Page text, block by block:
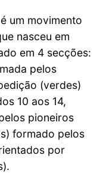
um movimento
nasceu em
em 4 secções:
pelos
(verdes)
10 aos 14,
pioneiros
formado pelos
por